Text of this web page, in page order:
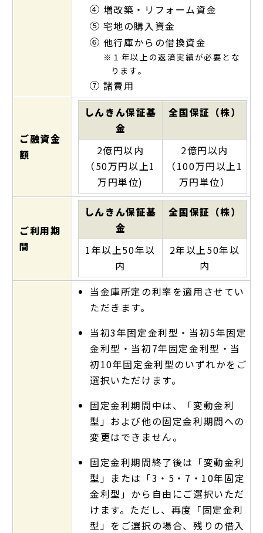
④ 増改築・リフォーム資金
⑤ 宅地の購入資金
⑥ 他行庫からの借換資金
※１年以上の返済実績が必要とな
ります。
⑦ 諸費用
ご融資金
額
しんきん保証基
金
全国保証（株）
2億円以内
（50万円以上1
万円単位)
2億円以内
（100万円以上1
万円単位）
ご利用期
間
しんきん保証基
金
全国保証（株）
1年以上50年以
内
2年以上50年以
内
当金庫所定の利率を適用させてい
ただきます。
当初3年固定金利型・当初5年固定
金利型・当初7年固定金利型・当
初10年固定金利型のいずれかをご
選択いただけます。
固定金利期間中は、「変動金利
型」および他の固定金利期間への
変更はできません。
固定金利期間終了後は「変動金利
型」または「3・5・7・10年固定
金利型」から自由にご選択いただ
けます。ただし、再度「固定金利
型」をご選択の場合、残りの借入